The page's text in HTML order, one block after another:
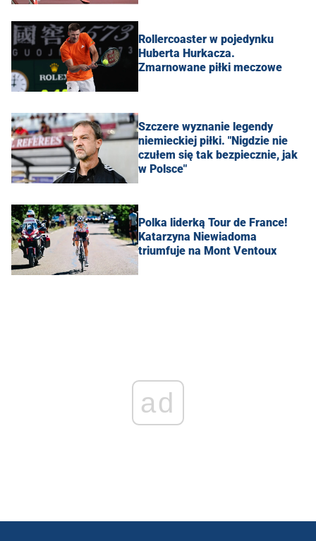
Rollercoaster w pojedynku
Huberta Hurkacza.
Zmarnowane piłki meczowe
Szczere wyznanie legendy
niemieckiej piłki. "Nigdzie nie
czułem się tak bezpiecznie, jak
w Polsce"
Polka liderką Tour de France!
Katarzyna Niewiadoma
triumfuje na Mont Ventoux
ad